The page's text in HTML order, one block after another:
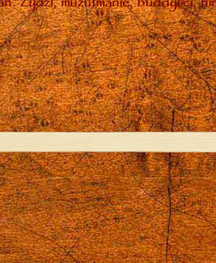
Żydzi, muzułmanie, buddyści,